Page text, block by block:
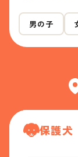
男の子
保護犬